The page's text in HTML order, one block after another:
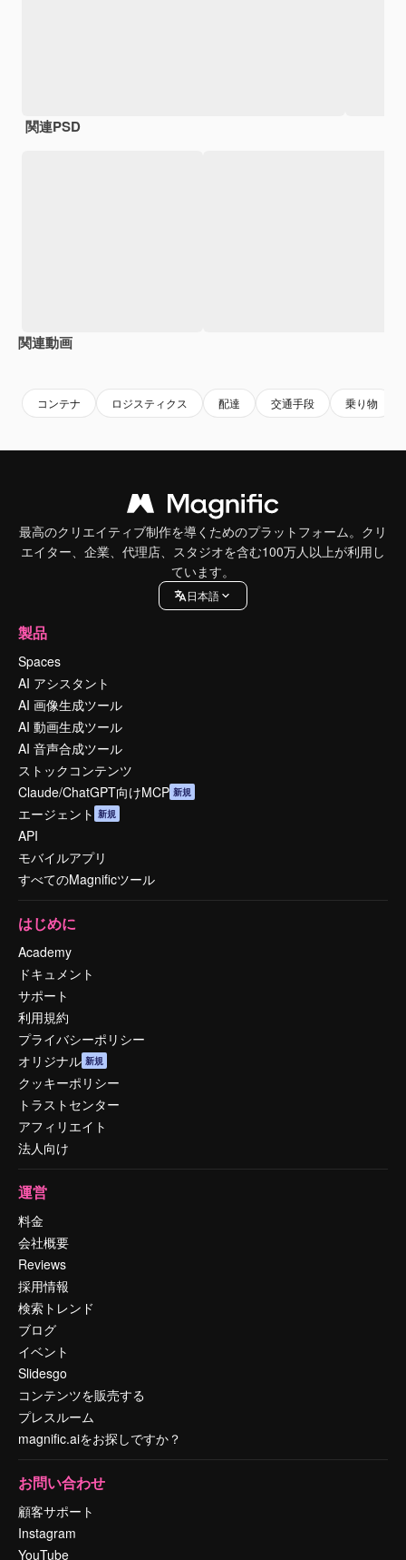
関連PSD
関連動画
コンテナ ロジスティクス 配達 交通手段 乗り物
最高のクリエイティブ制作を導くためのプラットフォーム。クリ
エイター、企業、代理店、スタジオを含む100万人以上が利用し
ています。
日本語
製品
Spaces
AI アシスタント
AI 画像生成ツール
AI 動画生成ツール
AI 音声合成ツール
ストックコンテンツ
Claude/ChatGPT向けMCP 新規
エージェント 新規
API
モバイルアプリ
すべてのMagnificツール
はじめに
Academy
ドキュメント
サポート
利用規約
プライバシーポリシー
オリジナル 新規
クッキーポリシー
トラストセンター
アフィリエイト
法人向け
運営
料金
会社概要
Reviews
採用情報
検索トレンド
ブログ
イベント
Slidesgo
コンテンツを販売する
プレスルーム
magnific.aiをお探しですか？
お問い合わせ
顧客サポート
Instagram
YouTube